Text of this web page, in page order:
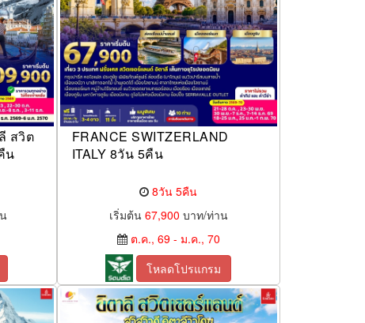
สวิต
น
FRANCE SWITZERLAND
ITALY 8วัน 5คืน
8วัน 5คืน
เริ่มต้น 67,900 บาท/ท่าน
ต.ค., 69 - ม.ค., 70
โหลดโปรแกรม